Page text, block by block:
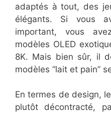
adaptés à tout, des
élégants. Si vous
important, vous
modèles OLED
8K. Mais bien sûr, il
modèles “lait et pain”
En termes de design,
plutôt décontracté,